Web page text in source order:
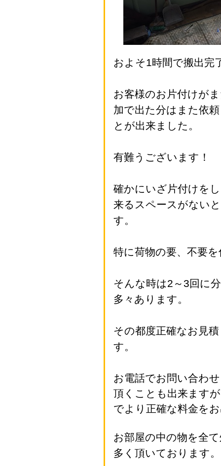
およそ1時間で搬出完
お客様のお片付けが
加で出た分はまた依
とが出来ました。
有難うございます！
確かにいざ片付けを
来るスペースがない
す。
特に荷物の要、不要
そんな時は2～3回に
多々あります。
その都度正確なお見
す。
お電話でお問い合わ
頂くことも出来ます
でより正確な料金を
お部屋の中の物を全
多く頂いております。